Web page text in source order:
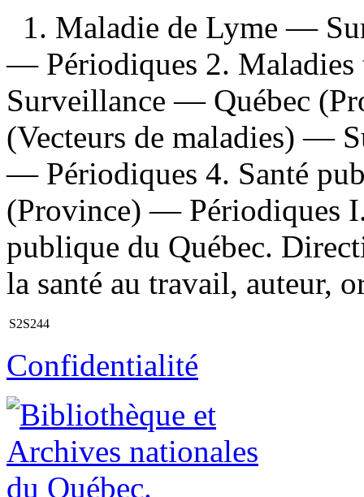
1. Maladie de Lyme —
— Périodiques 2. Maladies
Surveillance — Québec
(Vecteurs de maladies) —
— Périodiques 4. Santé
(Province) — Périodiques
publique du Québec.
la santé au travail, auteur,
S2S244
Confidentialité